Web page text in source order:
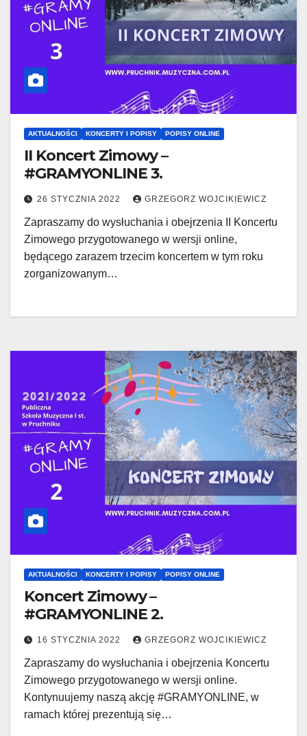
AKTUALNOŚCI KONCERTY I POPISY POPISY ONLINE
II Koncert Zimowy –
#GRAMYONLINE 3.
26 STYCZNIA 2022 GRZEGORZ WOJCIKIEWICZ
Zapraszamy do wysłuchania i obejrzenia II Koncertu
Zimowego przygotowanego w wersji online,
będącego zarazem trzecim koncertem w tym roku
zorganizowanym…
AKTUALNOŚCI KONCERTY I POPISY POPISY ONLINE
Koncert Zimowy –
#GRAMYONLINE 2.
16 STYCZNIA 2022 GRZEGORZ WOJCIKIEWICZ
Zapraszamy do wysłuchania i obejrzenia Koncertu
Zimowego przygotowanego w wersji online.
Kontynuujemy naszą akcję #GRAMYONLINE, w
ramach której prezentują się…